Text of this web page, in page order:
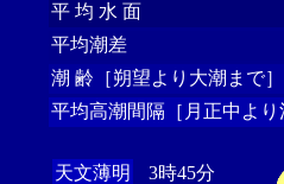
平 均 水 面
平均潮差
潮 齢［朔望より大潮まで］
平均高潮間隔［月正中より
天文薄明
3時45分